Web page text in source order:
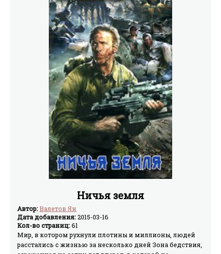
Ничья земля
Автор:Валетов Ян
Дата добавления:2015-03-16
Кол-во страниц:61
Мир, в котором рухнули плотины и миллионы, людей
расстались с жизнью за несколько дней Зона бедствия,